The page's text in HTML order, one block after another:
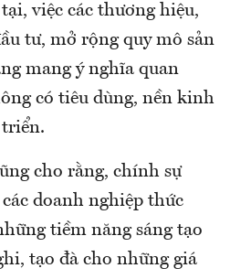
việc các thương hiệu,
tư, mở rộng quy mô sản
mang ý nghĩa quan
có tiêu dùng, nền kinh
triển.
cho rằng, chính sự
doanh nghiệp thức
tiềm năng sáng tạo
tạo đà cho những giá